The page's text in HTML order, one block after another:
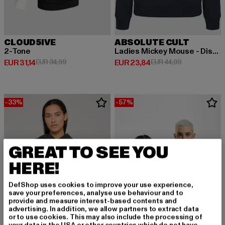
CLOUD5IVE
2-Tone
EUR 31,14
Derzeitiger Preis: EUR 31,14
EUR 34,99Aktionspreis: EUR 34,99
ABSOLUTE CULT
Ladies Mickey Mouse - Distressed
EUR 23,84
Derzeitiger Preis: EUR 23,84
EUR 44,99Aktionspreis:
-33% -57%
GREAT TO SEE YOU
HERE!
DefShop uses cookies to improve your use experience,
save your preferences, analyse use behaviour and to
provide and measure interest-based contents and
advertising. In addition, we allow partners to extract data
or to use cookies. This may also include the processing of